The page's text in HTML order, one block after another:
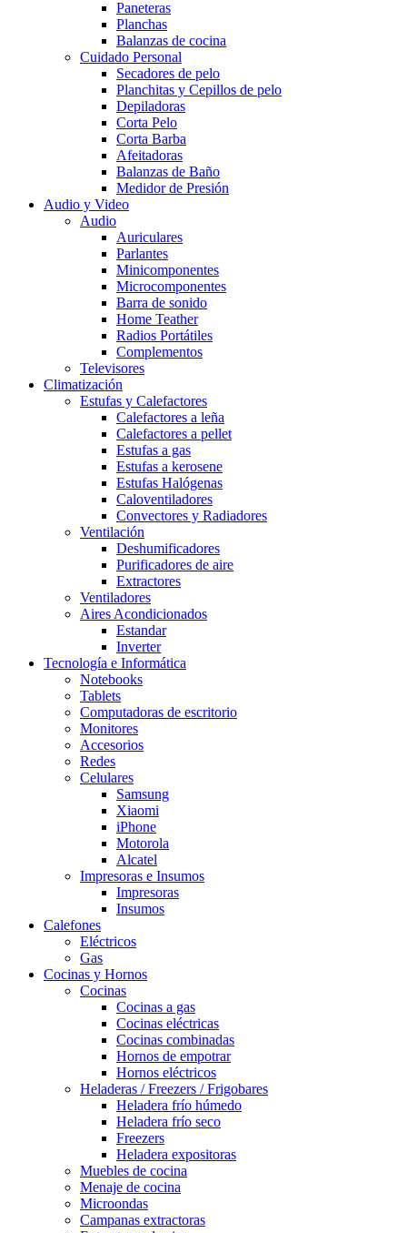
Paneteras
Planchas
Balanzas de cocina
Cuidado Personal
Secadores de pelo
Planchitas y Cepillos de pelo
Depiladoras
Corta Pelo
Corta Barba
Afeitadoras
Balanzas de Baño
Medidor de Presión
Audio y Video
Audio
Auriculares
Parlantes
Minicomponentes
Microcomponentes
Barra de sonido
Home Teather
Radios Portátiles
Complementos
Televisores
Climatización
Estufas y Calefactores
Calefactores a leña
Calefactores a pellet
Estufas a gas
Estufas a kerosene
Estufas Halógenas
Caloventiladores
Convectores y Radiadores
Ventilación
Deshumificadores
Purificadores de aire
Extractores
Ventiladores
Aires Acondicionados
Estandar
Inverter
Tecnología e Informática
Notebooks
Tablets
Computadoras de escritorio
Monitores
Accesorios
Redes
Celulares
Samsung
Xiaomi
iPhone
Motorola
Alcatel
Impresoras e Insumos
Impresoras
Insumos
Calefones
Eléctricos
Gas
Cocinas y Hornos
Cocinas
Cocinas a gas
Cocinas eléctricas
Cocinas combinadas
Hornos de empotrar
Hornos eléctricos
Heladeras / Freezers / Frigobares
Heladera frío húmedo
Heladera frío seco
Freezers
Heladera expositoras
Muebles de cocina
Menaje de cocina
Microondas
Campanas extractoras